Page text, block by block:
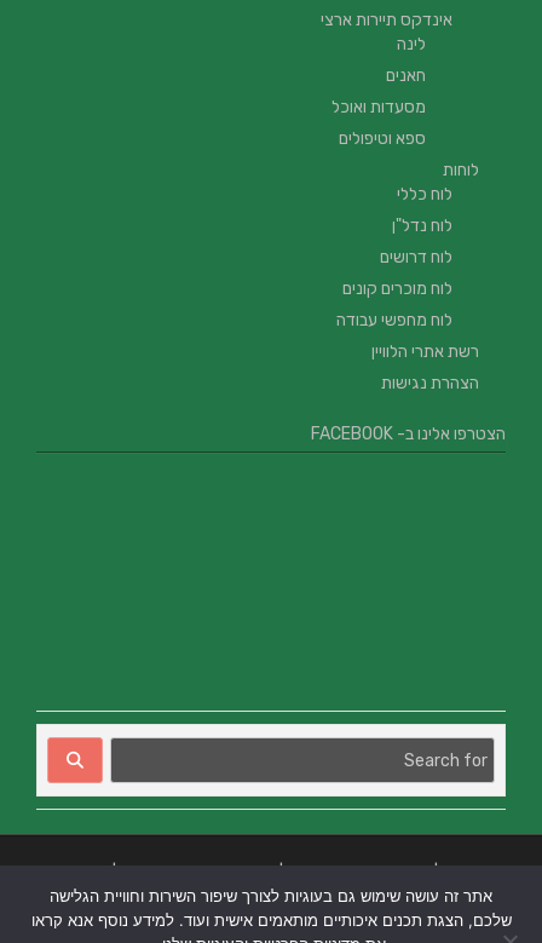
אינדקס תיירות ארצי
לינה
חאנים
מסעדות ואוכל
ספא וטיפולים
לוחות
לוח כללי
לוח נדל"ן
לוח דרושים
לוח מוכרים קונים
לוח מחפשי עבודה
רשת אתרי הלוויין
הצהרת נגישות
הצטרפו אלינו ב- FACEBOOK
בבאר שבע |
אתר זה עושה שימוש גם בעוגיות לצורך שיפור השירות וחוויית הגלישה
שלכם, הצגת תכנים איכותיים מותאמים אישית ועוד. למידע נוסף אנא קראו